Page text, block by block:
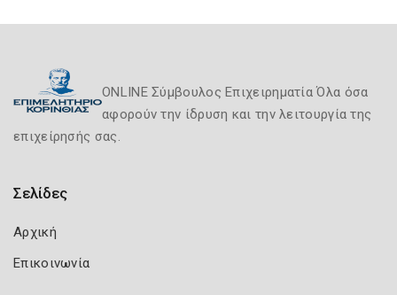
ONLINE Σύμβουλος Επιχειρηματία Όλα όσα
αφορούν την ίδρυση και την λειτουργία της
επιχείρησής σας.
Σελίδες
Αρχική
Επικοινωνία